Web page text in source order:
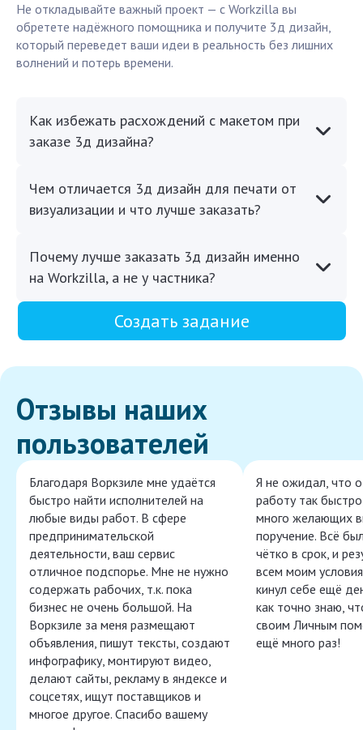
Не откладывайте важный проект — с Workzilla вы
обретете надёжного помощника и получите 3д дизайн,
который переведет ваши идеи в реальность без лишних
волнений и потерь времени.
Как избежать расхождений с макетом при
заказе 3д дизайна?
Чем отличается 3д дизайн для печати от
визуализации и что лучше заказать?
Почему лучше заказать 3д дизайн именно
на Workzilla, а не у частника?
Создать задание
Отзывы наших
пользователей
Благодаря Воркзиле мне удаётся
быстро найти исполнителей на
любые виды работ. В сфере
предпринимательской
деятельности, ваш сервис
отличное подспорье. Мне не нужно
содержать рабочих, т.к. пока
бизнес не очень большой. На
Воркзиле за меня размещают
объявления, пишут тексты, создают
инфографику, монтируют видео,
делают сайты, рекламу в яндексе и
соцсетях, ищут поставщиков и
многое другое. Спасибо вашему
Я не ожидал, что
работу так
много желающих
поручение. Всё
чётко в срок, и
всем моим
кинул себе ещё
как точно знаю,
своим Личным
ещё много раз!